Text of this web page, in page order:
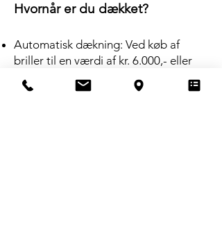
Hvornår er du dækket?
Automatisk dækning: Ved køb af
briller til en værdi af kr. 6.000,- eller
mere